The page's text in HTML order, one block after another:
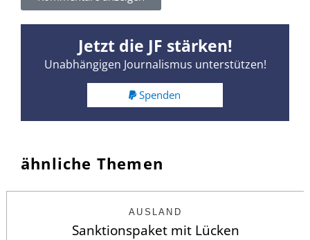
Jetzt die JF stärken!
Unabhängigen Journalismus unterstützen!
Spenden
ähnliche Themen
AUSLAND
Sanktionspaket mit Lücken